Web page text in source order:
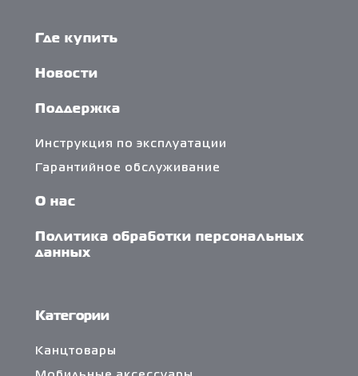
Где купить
Новости
Поддержка
Инструкция по эксплуатации
Гарантийное обслуживание
О нас
Политика обработки персональных
данных
Категории
Канцтовары